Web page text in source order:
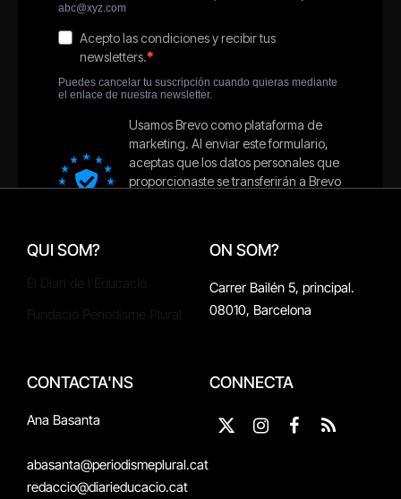
QUI SOM? ON SOM?
Carrer Bailén 5, principal.
08010, Barcelona
CONTACTA'NS
Ana Basanta
abasanta@periodismeplural.cat
redaccio@diarieducacio.cat
CONNECTA
X
InstagramFacebook
RSS